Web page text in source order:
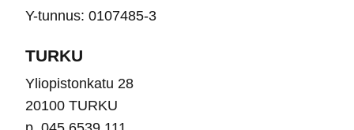
Y-tunnus: 0107485-3
TURKU
Yliopistonkatu 28
20100 TURKU